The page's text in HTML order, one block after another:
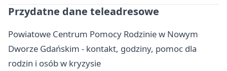
Przydatne dane teleadresowe
Powiatowe Centrum Pomocy Rodzinie w Nowym
Dworze Gdańskim - kontakt, godziny, pomoc dla
rodzin i osób w kryzysie